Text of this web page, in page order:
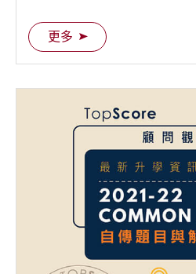
懶人包，順便解答一下大家對
更多